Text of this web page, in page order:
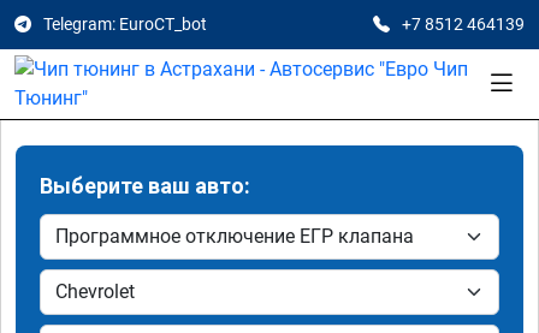
Telegram: EuroCT_bot +7 8512 464139
Выберите ваш авто: